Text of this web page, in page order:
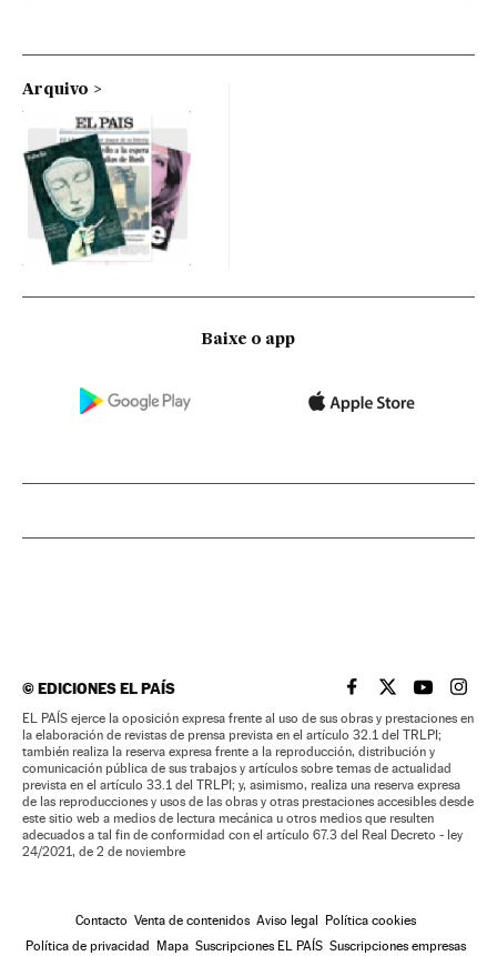
Arquivo
Baixe o app
©EDICIONES EL PAÍS EL PAÍS BRASIL EN
EL PAÍSEL PAÍS
EL
EL PAÍS ejerce la oposición expresa frente al uso de sus obras y prestaciones en
la elaboración de revistas de prensa prevista en el artículo 32.1 del TRLPI;
también realiza la reserva expresa frente a la reproducción, distribución y
comunicación pública de sus trabajos y artículos sobre temas de actualidad
prevista en el artículo 33.1 del TRLPI; y, asimismo, realiza una reserva expresa
de las reproducciones y usos de las obras y otras prestaciones accesibles desde
este sitio web a medios de lectura mecánica u otros medios que resulten
adecuados a tal fin de conformidad con el artículo 67.3 del Real Decreto - ley
24/2021, de 2 de noviembre
Contacto Venta de contenidos Aviso legal Política cookies
Política de privacidad Mapa Suscripciones EL PAÍS Suscripciones empresas